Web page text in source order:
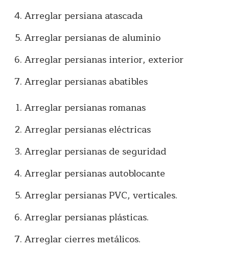
Arreglar persiana atascada
Arreglar persianas de aluminio
Arreglar persianas interior, exterior
Arreglar persianas abatibles
Arreglar persianas romanas
Arreglar persianas eléctricas
Arreglar persianas de seguridad
Arreglar persianas autoblocante
Arreglar persianas PVC, verticales.
Arreglar persianas plásticas.
Arreglar cierres metálicos.